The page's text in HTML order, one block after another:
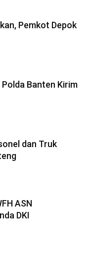
Pemkot Depok
Banten Kirim
dan Truk
ASN
DKI